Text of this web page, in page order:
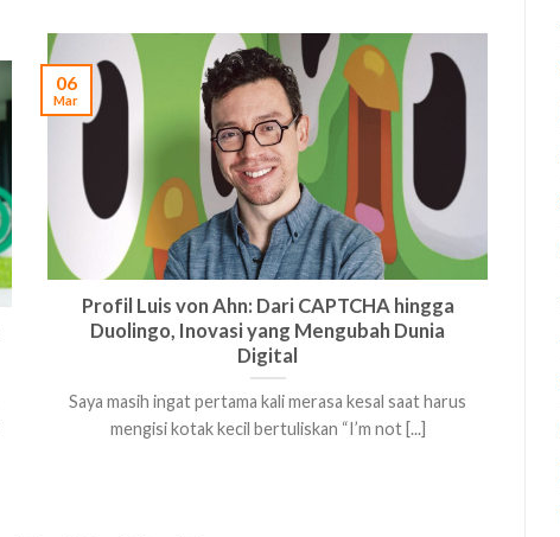
Profil Luis von Ahn: Dari CAPTCHA hingga
Duolingo, Inovasi yang Mengubah Dunia
Digital
Saya masih ingat pertama kali merasa kesal saat harus
mengisi kotak kecil bertuliskan “I’m not [...]
06
Mar